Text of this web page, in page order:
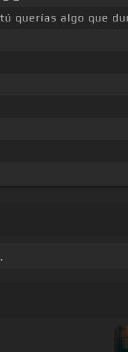
tú querías algo que